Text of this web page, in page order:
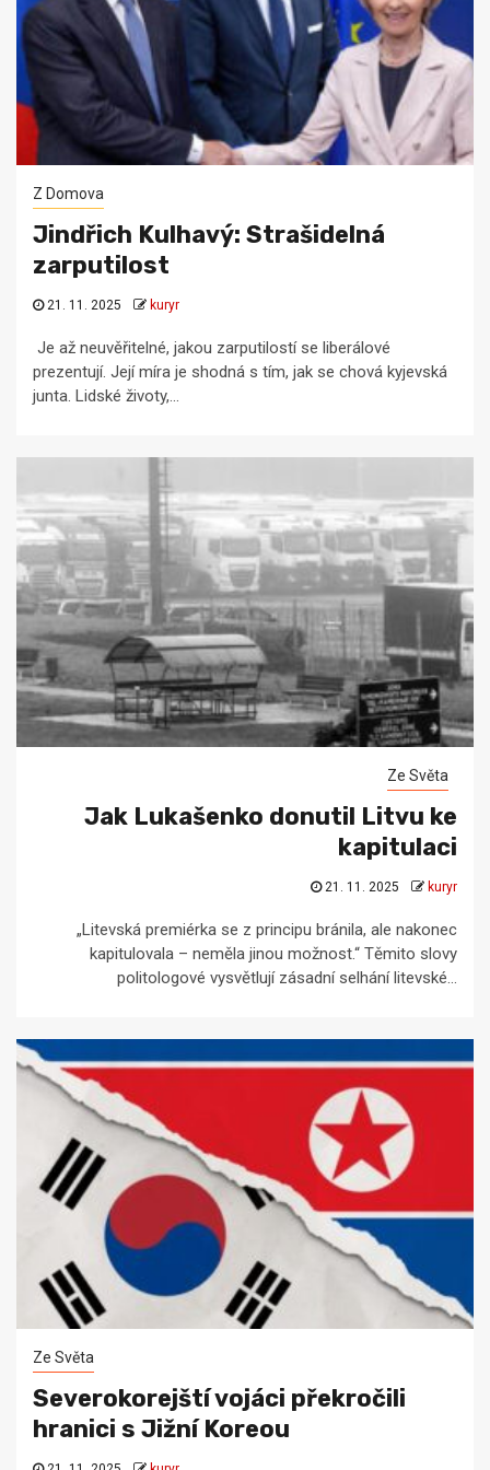
Z Domova
Jindřich Kulhavý: Strašidelná
zarputilost
21. 11. 2025 kuryr
Je až neuvěřitelné, jakou zarputilostí se liberálové
prezentují. Její míra je shodná s tím, jak se chová kyjevská
junta. Lidské životy,...
Ze Světa
Jak Lukašenko donutil Litvu ke
kapitulaci
21. 11. 2025 kuryr
„Litevská premiérka se z principu bránila, ale nakonec
kapitulovala – neměla jinou možnost.“ Těmito slovy
politologové vysvětlují zásadní selhání litevské...
Ze Světa
Severokorejští vojáci překročili
hranici s Jižní Koreou